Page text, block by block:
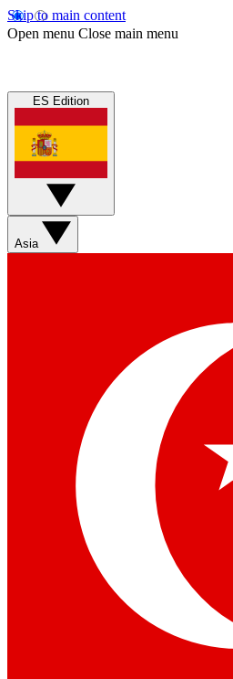
Skip to main content
Open menu Close main menu
ES Edition
Asia